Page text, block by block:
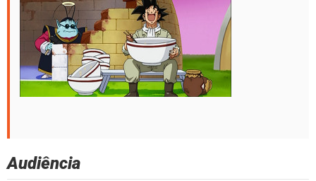
Audiência